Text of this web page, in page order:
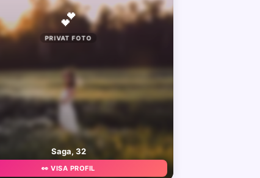
💕
PRIVAT FOTO
Saga, 32
👀 VISA PROFIL